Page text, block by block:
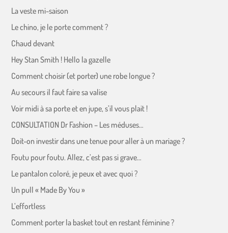
La veste mi-saison
Le chino, je le porte comment ?
Chaud devant
Hey Stan Smith ! Hello la gazelle
Comment choisir (et porter) une robe longue ?
Au secours il faut faire sa valise
Voir midi à sa porte et en jupe, s’il vous plait !
CONSULTATION Dr Fashion – Les méduses…
Doit-on investir dans une tenue pour aller à un mariage ?
Foutu pour foutu. Allez, c’est pas si grave…
Le pantalon coloré, je peux et avec quoi ?
Un pull « Made By You »
L’effortless
Comment porter la basket tout en restant féminine ?